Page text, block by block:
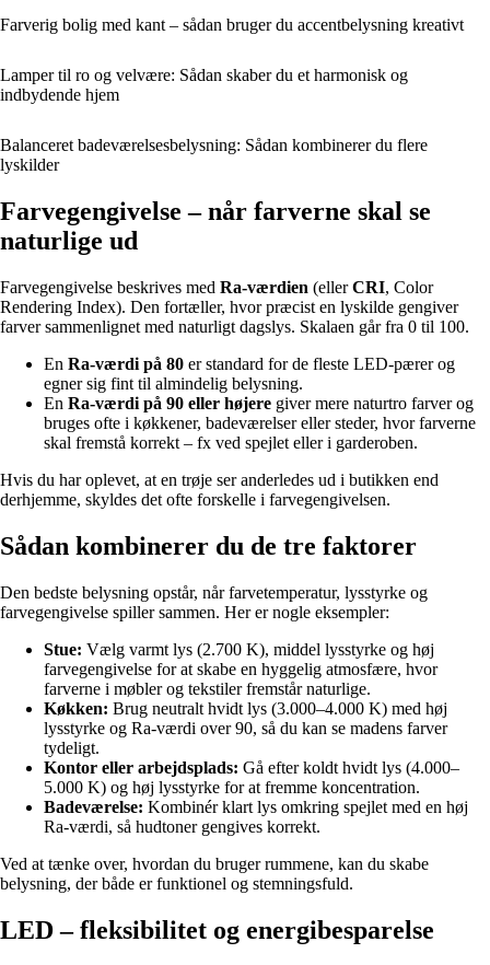
Farverig bolig med kant – sådan bruger du accentbelysning kreativt
Lamper til ro og velvære: Sådan skaber du et harmonisk og
indbydende hjem
Balanceret badeværelsesbelysning: Sådan kombinerer du flere
lyskilder
Farvegengivelse – når farverne skal se
naturlige ud
Farvegengivelse beskrives med Ra-værdien (ellerCRI, Color
Rendering Index). Den fortæller, hvor præcist en lyskilde gengiver
farver sammenlignet med naturligt dagslys. Skalaen går fra 0 til 100.
En Ra-værdi på 80 er standard for de fleste LED-pærer og
egner sig fint til almindelig belysning.
En Ra-værdi på 90 eller højere giver mere naturtro farver og
bruges ofte i køkkener, badeværelser eller steder, hvor farverne
skal fremstå korrekt – fx ved spejlet eller i garderoben.
Hvis du har oplevet, at en trøje ser anderledes ud i butikken end
derhjemme, skyldes det ofte forskelle i farvegengivelsen.
Sådan kombinerer du de tre faktorer
Den bedste belysning opstår, når farvetemperatur, lysstyrke og
farvegengivelse spiller sammen. Her er nogle eksempler:
Stue: Vælg varmt lys (2.700 K), middel lysstyrke og høj
farvegengivelse for at skabe en hyggelig atmosfære, hvor
farverne i møbler og tekstiler fremstår naturlige.
Køkken: Brug neutralt hvidt lys (3.000–4.000 K) med høj
lysstyrke og Ra-værdi over 90, så du kan se madens farver
tydeligt.
Kontor eller arbejdsplads: Gå efter koldt hvidt lys (4.000–
5.000 K) og høj lysstyrke for at fremme koncentration.
Badeværelse: Kombinér klart lys omkring spejlet med en høj
Ra-værdi, så hudtoner gengives korrekt.
Ved at tænke over, hvordan du bruger rummene, kan du skabe
belysning, der både er funktionel og stemningsfuld.
LED – fleksibilitet og energibesparelse